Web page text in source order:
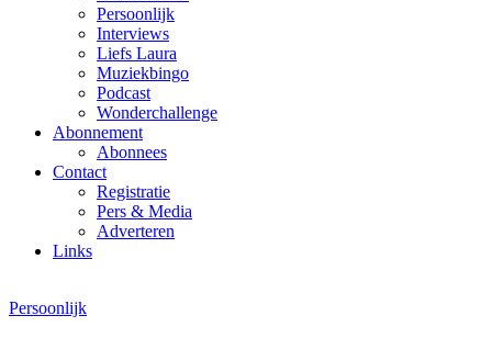
Persoonlijk
Interviews
Liefs Laura
Muziekbingo
Podcast
Wonderchallenge
Abonnement
Abonnees
Contact
Registratie
Pers & Media
Adverteren
Links
Persoonlijk